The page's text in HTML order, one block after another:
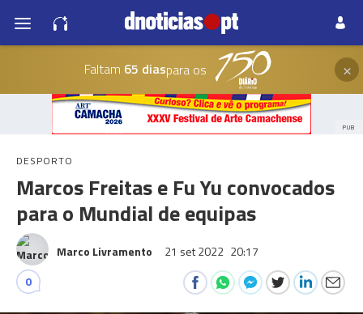
Faltam 65 diaspara os ×
PUB
DESPORTO
Marcos Freitas e Fu Yu convocados
para o Mundial de equipas
Marco Livramento 21 set 2022 20:17
0